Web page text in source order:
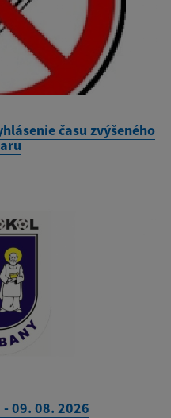
času zvýšeného
09. 08. 2026